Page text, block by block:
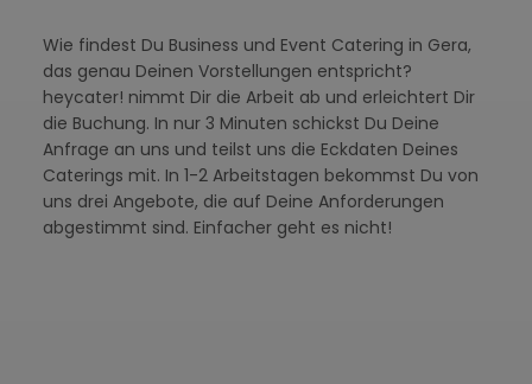
Wie findest Du Business und Event Catering in Gera,
das genau Deinen Vorstellungen entspricht?
heycater! nimmt Dir die Arbeit ab und erleichtert Dir
die Buchung. In nur 3 Minuten schickst Du Deine
Anfrage an uns und teilst uns die Eckdaten Deines
Caterings mit. In 1-2 Arbeitstagen bekommst Du von
uns drei Angebote, die auf Deine Anforderungen
abgestimmt sind. Einfacher geht es nicht!